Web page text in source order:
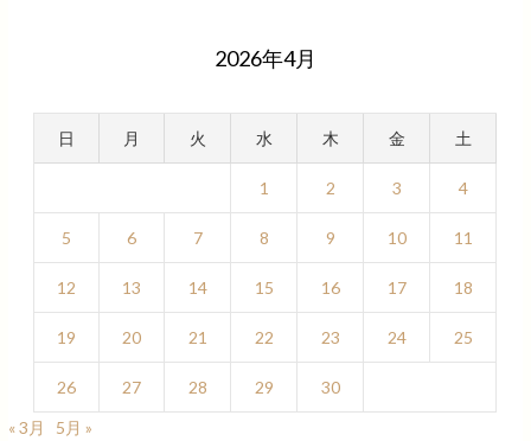
2026年4月
日 月 火 水 木 金 土
1 2 3 4
5 6 7 8 9 10 11
12 13 14 15 16 17 18
19 20 21 22 23 24 25
26 27 28 29
30
« 3月
5月 »